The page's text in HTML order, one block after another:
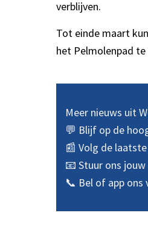
verblijven.
Tot einde maart
het Pelmolenpad te
Meer nieuws uit
💬 Blijf op de
📰 Volg de
📧 Stuur ons
📞 Bel of app ons